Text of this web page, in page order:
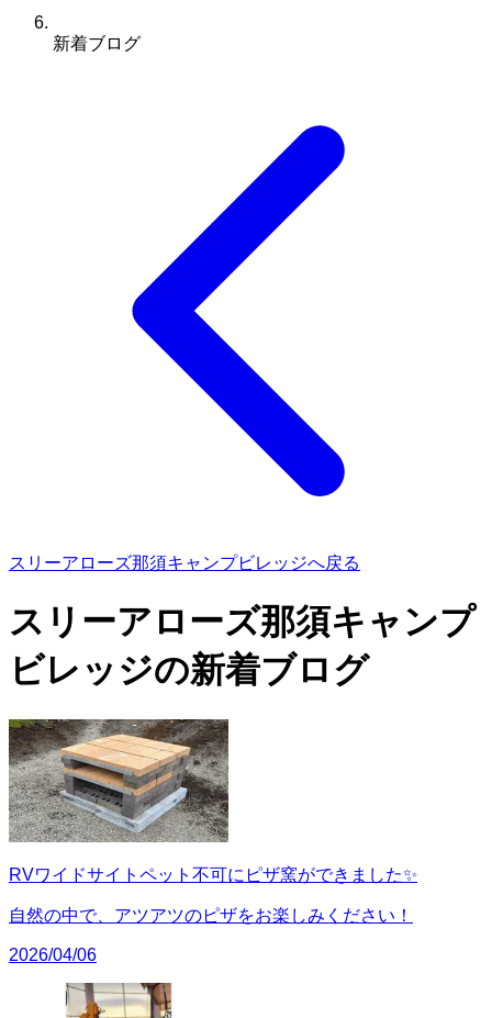
新着ブログ
スリーアローズ那須キャンプビレッジへ戻る
スリーアローズ那須キャンプ
ビレッジの新着ブログ
RVワイドサイトペット不可にピザ窯ができました✨
自然の中で、アツアツのピザをお楽しみください！
2026/04/06